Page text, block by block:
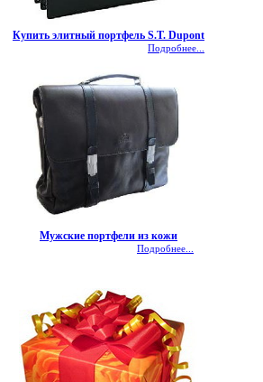
Купить элитный портфель S.T. Dupont
Подробнее...
Мужские портфели из кожи
Подробнее...